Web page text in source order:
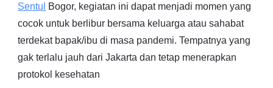
Sentul
Bogor, kegiatan ini dapat menjadi momen yang
cocok untuk berlibur bersama keluarga atau sahabat
terdekat bapak/ibu di masa pandemi. Tempatnya yang
gak terlalu jauh dari Jakarta dan tetap menerapkan
protokol kesehatan